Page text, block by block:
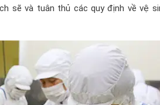
sẽ và tuân thủ các quy định về vệ